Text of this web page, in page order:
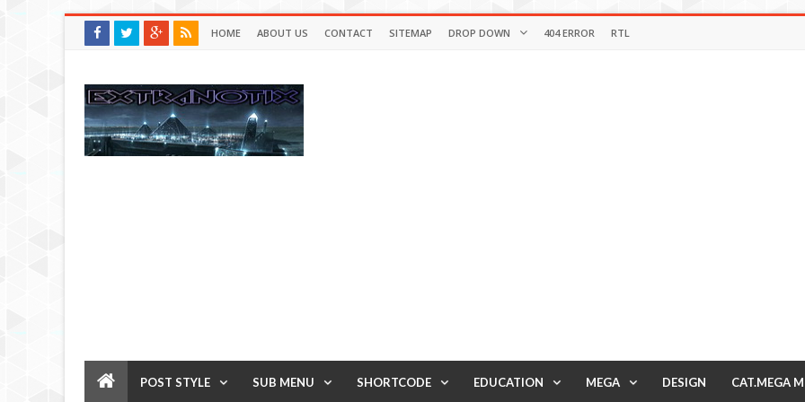
HOME ABOUT US CONTACT SITEMAP DROP DOWN 404 ERROR RTL
POST STYLE SUB MENU SHORTCODE EDUCATION MEGA DESIGN CAT.MEGA